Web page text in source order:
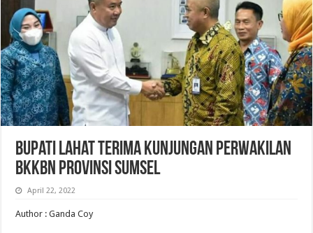
Bupati Lahat Terima Kunjungan Perwakilan
BKKBN Provinsi Sumsel
April 22, 2022
Author : Ganda Coy